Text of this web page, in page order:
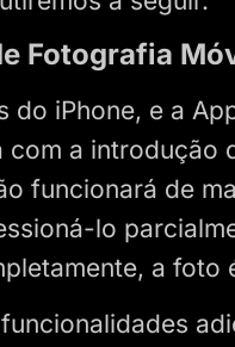
Fotografia
iPhone, e a
com a introdução
funcionará de
lo
a foto